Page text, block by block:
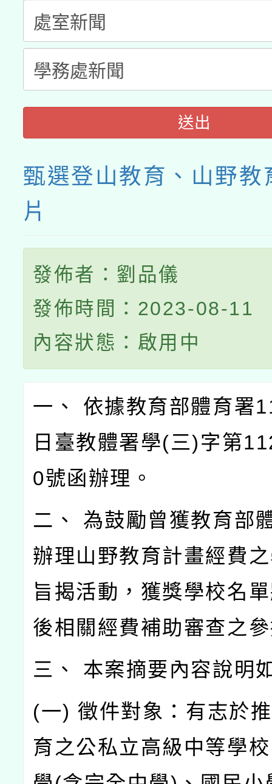
送出
甄選登山教育、山野教
片
發佈者：劉品儀
發佈時間：2023-08-11
內容狀態：啟用中
一、 依據教育部體育署
日臺教體署學(三)字第
0號函辦理。
二、 為鼓勵曾獲教育部
辦理山野教育計畫經費
旨揭活動，獲獎學校名
後相關經費補助審查之
三、 本案摘要內容說明
(一) 徵件對象：有志於
育之公私立高級中等學